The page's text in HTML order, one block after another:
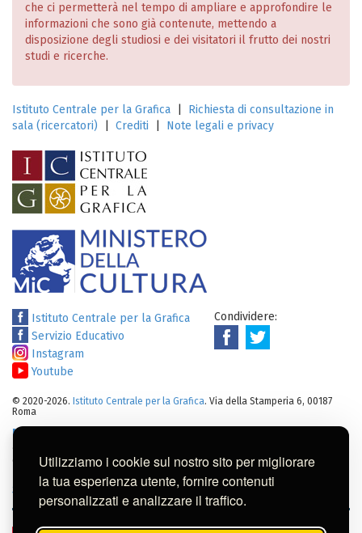
Utilizziamo i cookie sul nostro sito per migliorare
la tua esperienza utente, fornire contenuti
personalizzati e analizzare il traffico.
che ci permetterà nel tempo di ampliare e approfondire le
informazioni che sono già contenute, mettendo a
disposizione degli studiosi e dei visitatori il frutto dei nostri
studi e ricerche.
Istituto Centrale per la Grafica
Richiesta di consultazione in
sala (ricercatori)
Crediti Note legali e privacy
Istituto Centrale per la Grafica
Servizio Educativo
Instagram
Youtube
Condividere:
© 2020-2026. Istituto Centrale per la Grafica. Via della Stamperia 6, 00187
Roma
Note legali
altro materiale pubblicato su questo sito sono soggetti alle leggi sul
diritto di autore.
Per usi commerciali dei contenuti contattare l'Istituto:
gr@cultura.gov.it